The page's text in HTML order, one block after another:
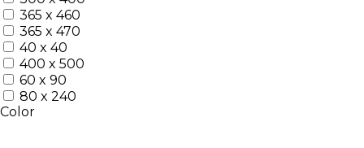
365 x 460
365 x 470
40 x 40
400 x 500
60 x 90
80 x 240
Color